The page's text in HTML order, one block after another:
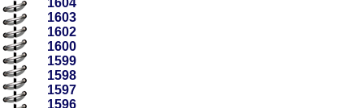
1604
1603
1602
1600
1599
1598
1597
1596